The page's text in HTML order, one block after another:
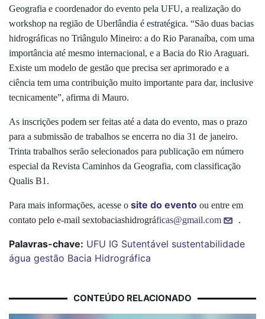
Geografia e coordenador do evento pela UFU, a realização do
workshop na região de Uberlândia é estratégica. “São duas bacias
hidrográficas no Triângulo Mineiro: a do Rio Paranaíba, com uma
importância até mesmo internacional, e a Bacia do Rio Araguari.
Existe um modelo de gestão que precisa ser aprimorado e a
ciência tem uma contribuição muito importante para dar, inclusive
tecnicamente”, afirma di Mauro.
As inscrições podem ser feitas até a data do evento, mas o prazo
para a submissão de trabalhos se encerra no dia 31 de janeiro.
Trinta trabalhos serão selecionados para publicação em número
especial da Revista Caminhos da Geografia, com classificação
Qualis B1.
Para mais informações, acesse o site do evento ou entre em
contato pelo e-mail sextobaciashidrográficas@gmail.com .
Palavras-chave: UFU IG Sutentável sustentabilidade
água gestão Bacia Hidrográfica
CONTEÚDO RELACIONADO